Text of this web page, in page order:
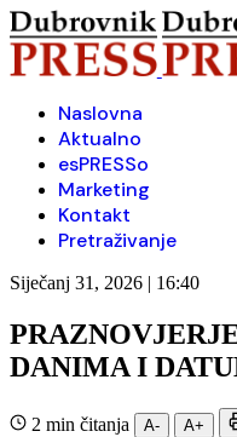
Naslovna
Aktualno
esPRESSo
Marketing
Kontakt
Pretraživanje
Siječanj 31, 2026 | 16:40
DANIMA I
2 min čitanja A- A+